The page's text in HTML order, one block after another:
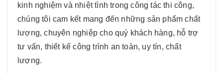
kinh nghiệm và nhiệt tình trong công tác thi công,
chúng tôi cam kết mang đến những sản phẩm chất
lượng, chuyên nghiệp cho quý khách hàng, hỗ trợ
tư vấn, thiết kế công trình an toàn, uy tín, chất
lượng.